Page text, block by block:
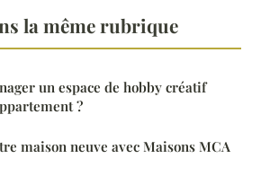
la même rubrique
un espace de hobby créatif
?
maison neuve avec Maisons MCA